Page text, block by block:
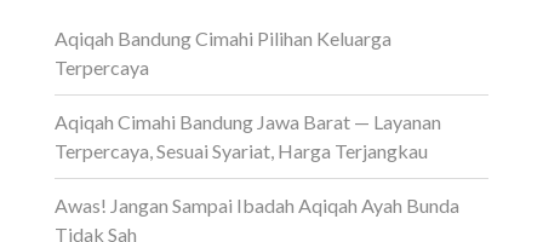
Aqiqah Bandung Cimahi Pilihan Keluarga
Terpercaya
Aqiqah Cimahi Bandung Jawa Barat — Layanan
Terpercaya, Sesuai Syariat, Harga Terjangkau
Awas! Jangan Sampai Ibadah Aqiqah Ayah Bunda
Tidak Sah